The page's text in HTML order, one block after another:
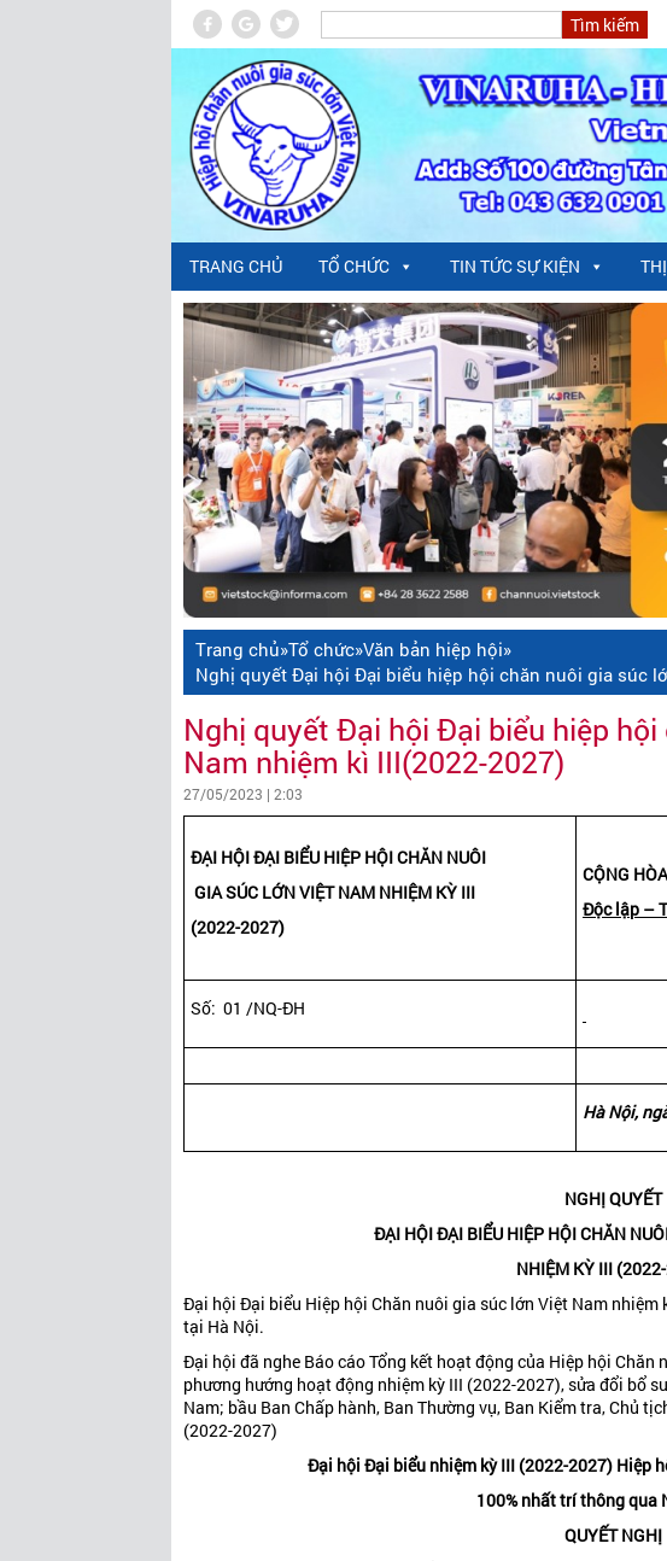
TRANG CHỦ TỔ CHỨC TIN TỨC SỰ KIỆN
Trang chủ»Tổ chức»Văn bản hiệp hội»
Nghị quyết Đại hội Đại biểu hiệp hội chăn nuôi gia súc
Nghị quyết Đại hội Đại biểu hiệp
Nam nhiệm kì III(2022-2027)
27/05/2023 | 2:03
ĐẠI HỘI ĐẠI BIỂU HIỆP HỘI CHĂN NUÔI
GIA SÚC LỚN VIỆT NAM NHIỆM KỲ III
(2022-2027)
CỘNG
Độc lập –
Số: 01 /NQ-ĐH
Hà Nội,
NGHỊ QUYẾT
ĐẠI HỘI ĐẠI BIỂU HIỆP HỘI CHĂN
NHIỆM KỲ III
Đại hội Đại biểu Hiệp hội Chăn nuôi gia súc lớn Việt Nam
tại Hà Nội.
Đại hội đã nghe Báo cáo Tổng kết hoạt động của Hiệp hội
phương hướng hoạt động nhiệm kỳ III (2022-2027), sửa đổi bổ
Nam; bầu Ban Chấp hành, Ban Thường vụ, Ban Kiểm tra, Chủ
(2022-2027)
Đại hội Đại biểu nhiệm kỳ III (2022-2027) Hiệp
100% nhất trí thông qua
QUYẾT NGHỊ